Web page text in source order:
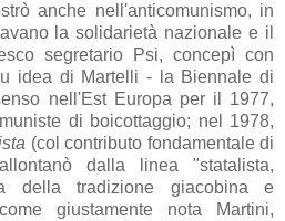
anche nell'anticomunismo, in
la solidarietà nazionale e il
segretario Psi, concepì con
idea di Martelli - la Biennale di
nell'Est Europa per il 1977,
di boicottaggio; nel 1978,
(col contributo fondamentale di
dalla linea "statalista,
della tradizione giacobina e
giustamente nota Martini,